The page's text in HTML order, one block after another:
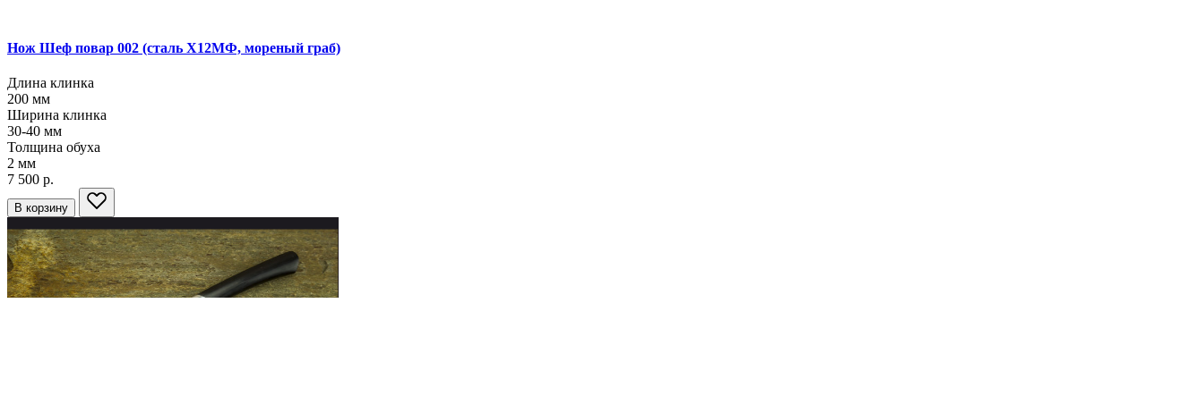
Нож Шеф повар 002 (сталь Х12МФ, мореный граб)
Длина клинка
200 мм
Ширина клинка
30-40 мм
Толщина обуха
2 мм
7 500 р.
В корзину